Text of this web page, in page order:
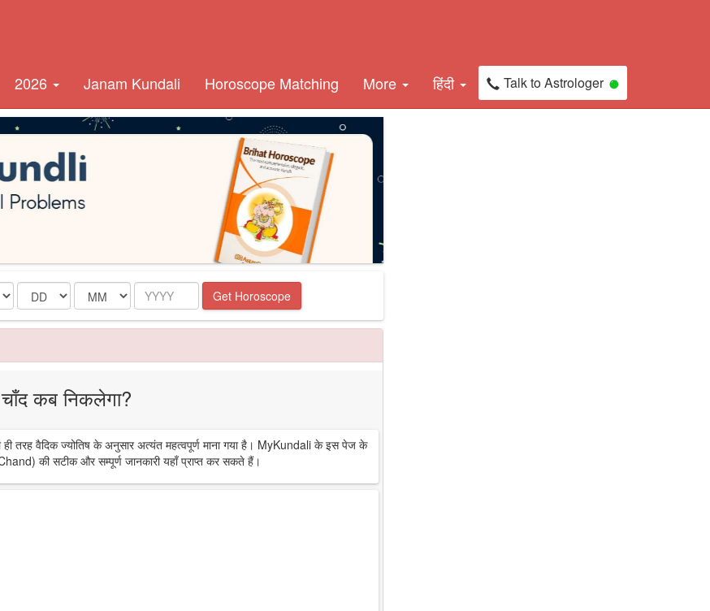
2026 Janam Kundali Horoscope Matching More हिंदी Talk to Astrologer
Date Month Year Get Horoscope
कब निकलेगा?
तरह वैदिक ज्योतिष के अनुसार अत्यंत महत्वपूर्ण माना गया है। MyKundali के इस पेज के
की सटीक और सम्पूर्ण जानकारी यहाँ प्राप्त कर सकते हैं।